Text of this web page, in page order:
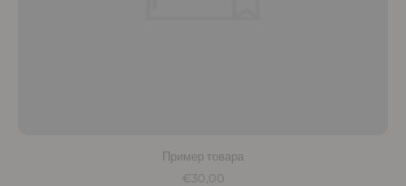
Пример товара
€30,00